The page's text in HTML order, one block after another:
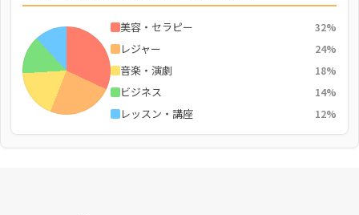
美容・セラピー 32%
レジャー 24%
音楽・演劇 18%
ビジネス 14%
レッスン・講座 12%